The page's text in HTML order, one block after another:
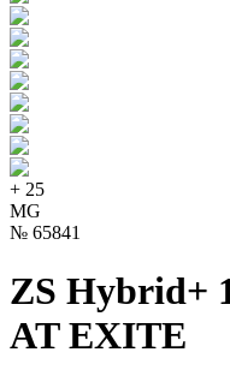
+ 25
MG
№ 65841
ZS Hybrid+
AT EXITE